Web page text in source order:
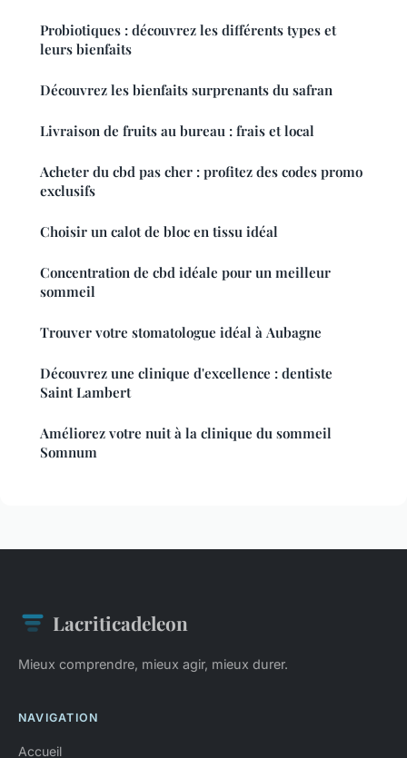
Probiotiques : découvrez les différents types et
leurs bienfaits
Découvrez les bienfaits surprenants du safran
Livraison de fruits au bureau : frais et local
Acheter du cbd pas cher : profitez des codes promo
exclusifs
Choisir un calot de bloc en tissu idéal
Concentration de cbd idéale pour un meilleur
sommeil
Trouver votre stomatologue idéal à Aubagne
Découvrez une clinique d'excellence : dentiste
Saint Lambert
Améliorez votre nuit à la clinique du sommeil
Somnum
Lacriticadeleon
Mieux comprendre, mieux agir, mieux durer.
NAVIGATION
Accueil